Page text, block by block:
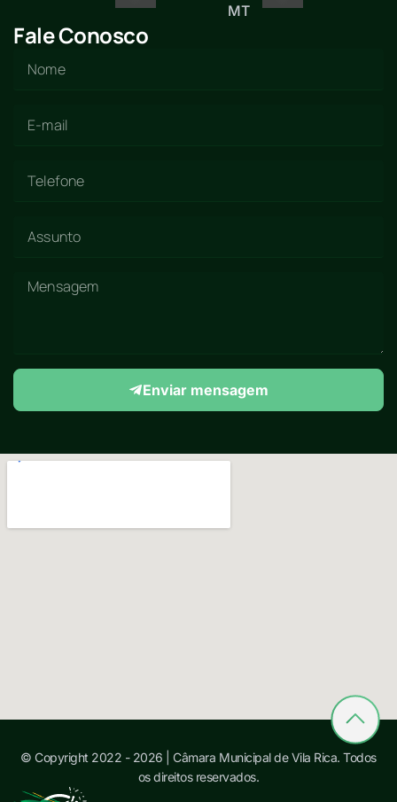
MT
Fale Conosco
Enviar mensagem
© Copyright 2022 - 2026 | Câmara Municipal de Vila Rica. Todos
os direitos reservados.